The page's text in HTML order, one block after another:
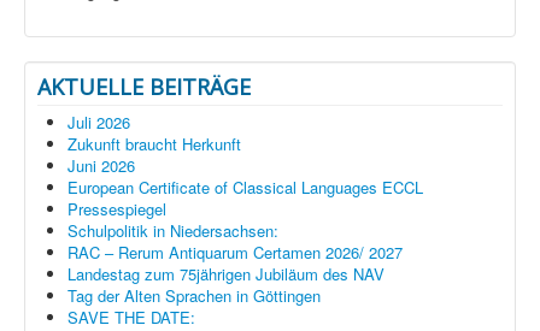
AKTUELLE BEITRÄGE
Juli 2026
Zukunft braucht Herkunft
Juni 2026
European Certificate of Classical Languages ECCL
Pressespiegel
Schulpolitik in Niedersachsen:
RAC – Rerum Antiquarum Certamen 2026/ 2027
Landestag zum 75jährigen Jubiläum des NAV
Tag der Alten Sprachen in Göttingen
SAVE THE DATE: